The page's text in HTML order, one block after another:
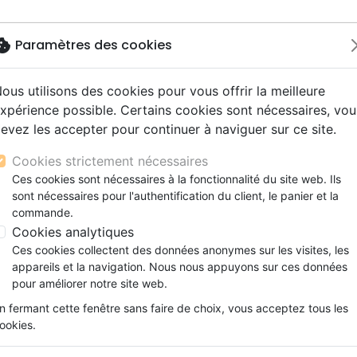
Nouveautés Bibles
gros caractères
d'étude
de mariage
Nouveaux Testaments
Evangiles et extraits
Bibles langues étrangères
Livres
Audio
Couple, famille, individu
Enfants
Formation
Jeunesse
adultes
CD Jeunesse
CD Isräel
Noël, Musique de fête
CD Enfants
spectacles
conférences
Films, fiction
Histoires vraies,
Commerce équitable
Accessoires de Bible
PREDICATION (LA)
Référence
Description Détails du produit
De nos jours, de nombreuses
connaissance de Dieu et de
Paramètres des cookies
utilisons des cookies pour vous offrir la meilleure
possible. Certains cookies sont nécessaires,
les accepter pour continuer à naviguer sur ce site.
Cookies strictement nécessaires
Ces cookies sont nécessaires à la fonctionnalité du site web. Ils
sont nécessaires pour l'authentification du client, le panier et la
commande.
Cookies analytiques
Ces cookies collectent des données anonymes sur les visites, les
appareils et la navigation. Nous nous appuyons sur ces données
pour améliorer notre site web.
fermant cette fenêtre sans faire de choix, vous acceptez tous les